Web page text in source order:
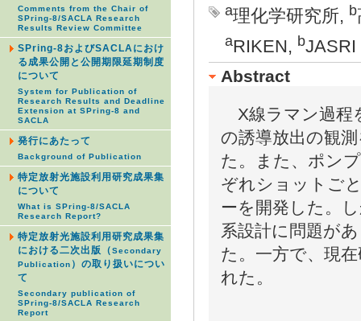
Comments from the Chair of
SPring-8/SACLA Research
Results Review Committee
SPring-8およびSACLAにおけ
る成果公開と公開期限延期制度
について
System for Publication of
Research Results and Deadline
Extension at SPring-8 and
SACLA
発行にあたって
Background of Publication
特定放射光施設利用研究成果集
について
What is SPring-8/SACLA
Research Report?
特定放射光施設利用研究成果集
における二次出版（Secondary
Publication ）の取り扱いについ
て
Secondary publication of
SPring-8/SACLA Research
Report
a理化学研究所, b
aRIKEN, bJASRI
Abstract
X線ラマン過程
の誘導放出の観
た。また、ポン
ぞれショットご
ーを開発した。
系設計に問題が
た。一方で、現
れた。